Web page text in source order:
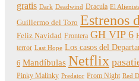
gratis Dark Deadwind Dracula El
Guillermo del Toro Estrenos
Feliz Navidad Frontera GH VIP 6
terror Last Hope Los casos del
6 Mandíbulas Netflix
Pinky Malinky Predator Prom Night Red